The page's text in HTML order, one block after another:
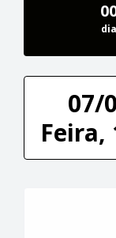
dia
07/
Feira,